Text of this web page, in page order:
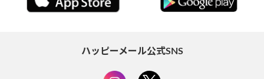
ハッピーメール公式SNS